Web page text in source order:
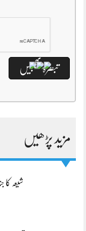
مزید پڑھیں
شیعہ کا